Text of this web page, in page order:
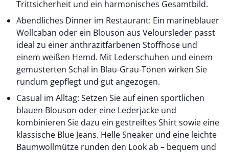
Trittsicherheit und ein harmonisches Gesamtbild.
Abendliches Dinner im Restaurant: Ein marineblauer
Wollcaban oder ein Blouson aus Veloursleder passt
ideal zu einer anthrazitfarbenen Stoffhose und
einem weißen Hemd. Mit Lederschuhen und einem
gemusterten Schal in Blau-Grau-Tönen wirken Sie
rundum gepflegt und gut angezogen.
Casual im Alltag: Setzen Sie auf einen sportlichen
blauen Blouson oder eine Lederjacke und
kombinieren Sie dazu ein gestreiftes Shirt sowie eine
klassische Blue Jeans. Helle Sneaker und eine leichte
Baumwollmütze runden den Look ab – bequem und